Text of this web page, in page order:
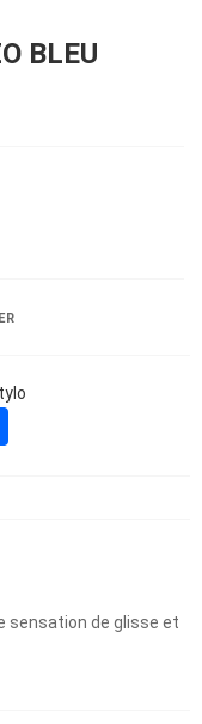
BLEU
sensation de glisse et